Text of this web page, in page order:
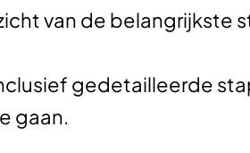
van de belangrijkste
gedetailleerde
gaan.